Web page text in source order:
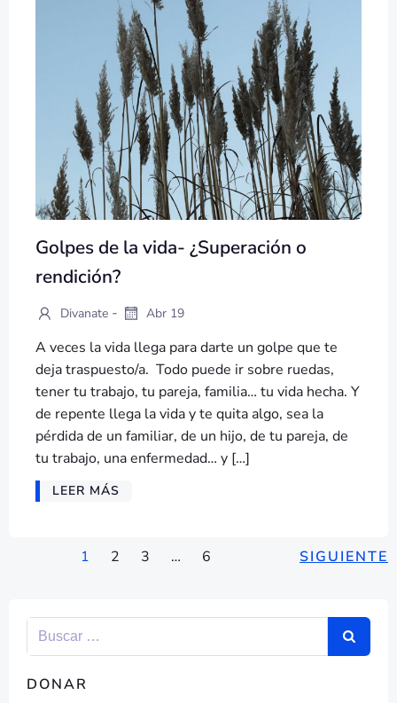
Golpes de la vida- ¿Superación o
rendición?
Divanate - Abr 19
A veces la vida llega para darte un golpe que te
deja traspuesto/a. Todo puede ir sobre ruedas,
tener tu trabajo, tu pareja, familia… tu vida hecha. Y
de repente llega la vida y te quita algo, sea la
pérdida de un familiar, de un hijo, de tu pareja, de
tu trabajo, una enfermedad… y […]
LEER MÁS
NAVEGACIÓN
DE
ENTRADAS
NAVEGACIÓN
DE
ENTRADAS
Página
1 Página
2 Página
3 … Página
6
DE
SIGUIENTE
DONAR